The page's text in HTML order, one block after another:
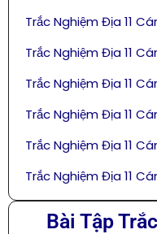
Trắc Nghiệm Địa 11
Trắc Nghiệm Địa 11
Trắc Nghiệm Địa 11
Trắc Nghiệm Địa 11
Trắc Nghiệm Địa 11
Trắc Nghiệm Địa 11
Bài Tập